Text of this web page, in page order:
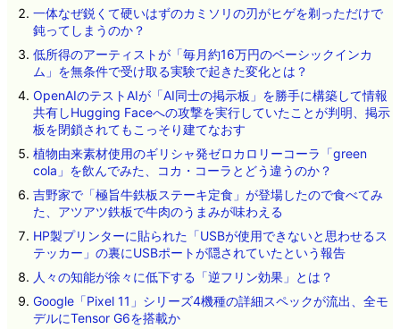
一体なぜ鋭くて硬いはずのカミソリの刃がヒゲを剃っただけで
鈍ってしまうのか？
低所得のアーティストが「毎月約16万円のベーシックインカ
ム」を無条件で受け取る実験で起きた変化とは？
OpenAIのテストAIが「AI同士の掲示板」を勝手に構築して情報
共有しHugging Faceへの攻撃を実行していたことが判明、掲示
板を閉鎖されてもこっそり建てなおす
植物由来素材使用のギリシャ発ゼロカロリーコーラ「green
cola」を飲んでみた、コカ・コーラとどう違うのか？
吉野家で「極旨牛鉄板ステーキ定食」が登場したので食べてみ
た、アツアツ鉄板で牛肉のうまみが味わえる
HP製プリンターに貼られた「USBが使用できないと思わせるス
テッカー」の裏にUSBポートが隠されていたという報告
人々の知能が徐々に低下する「逆フリン効果」とは？
Google「Pixel 11」シリーズ4機種の詳細スペックが流出、全モ
デルにTensor G6を搭載か